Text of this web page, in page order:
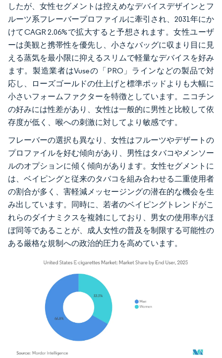
したが、女性セグメントは控えめなデバイスデザインとフ
ルーツ系フレーバープロファイルに牽引され、2031年にか
けてCAGR 2.06%で拡大すると予想されます。女性ユーザ
ーは美観と携帯性を優先し、小さなバッグに収まり目に見
える蒸気を最小限に抑えるスリムで軽量なデバイスを好み
ます。製造業者はVuseの「PRO」ラインなどの製品で対
応し、ローズゴールドの仕上げと標準ポッドよりも大幅に
小さいフォームファクターを特徴としています。ニコチン
の好みには性差があり、女性は一般的に男性と比較して依
存度が低く、喉への刺激に対してより敏感です。
フレーバーの選択も異なり、女性はフルーツやデザートの
プロファイルを好む傾向があり、男性はタバコやメンソー
ルのオプションに傾く傾向があります。女性セグメントに
は、ベイピングと従来のタバコを組み合わせる二重使用者
の割合が多く、害軽減メッセージングの潜在的な機会を生
み出しています。同時に、若者のベイピングトレンドがこ
れらのダイナミクスを複雑にしており、男女の使用率がほ
ぼ同等であることが、成人女性の普及を制限する可能性の
ある厳格な規制への政治的圧力を高めています。